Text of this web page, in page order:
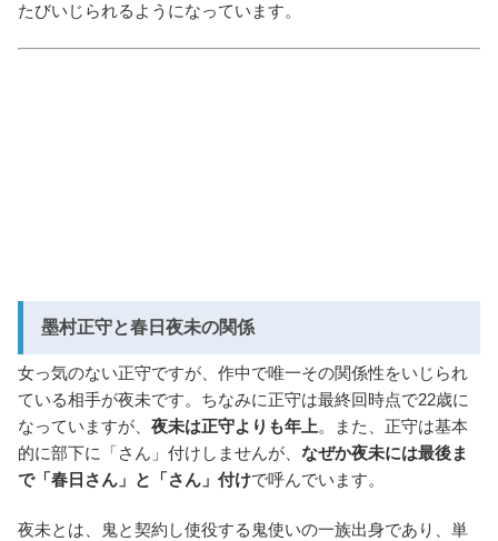
たびいじられるようになっています。
墨村正守と春日夜未の関係
女っ気のない正守ですが、作中で唯一その関係性をいじられ
ている相手が夜未です。ちなみに正守は最終回時点で22歳に
なっていますが、 夜未は正守よりも年上。また、正守は基本
的に部下に「さん」付けしませんが、 なぜか夜未には最後ま
で「春日さん」と「さん」付けで呼んでいます。
夜未とは、鬼と契約し使役する鬼使いの一族出身であり、単